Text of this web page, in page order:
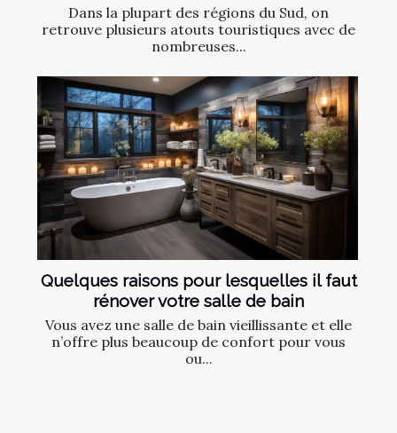
Dans la plupart des régions du Sud, on
retrouve plusieurs atouts touristiques avec de
nombreuses...
Quelques raisons pour lesquelles il faut
rénover votre salle de bain
Vous avez une salle de bain vieillissante et elle
n’offre plus beaucoup de confort pour vous
ou...